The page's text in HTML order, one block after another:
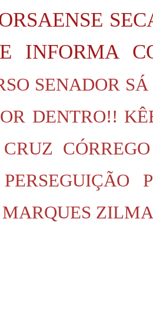
INFORMA
SENADOR SÁ
DENTRO!!
CRUZ CÓRREGO
PERSEGUIÇÃO